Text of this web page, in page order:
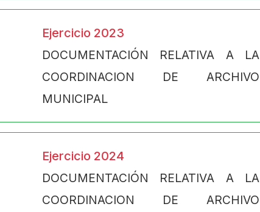
Ejercicio 2023
DOCUMENTACIÓN RELATIVA A LA
COORDINACION DE ARCHIVO
MUNICIPAL
Ejercicio 2024
DOCUMENTACIÓN RELATIVA A LA
COORDINACION DE ARCHIVO